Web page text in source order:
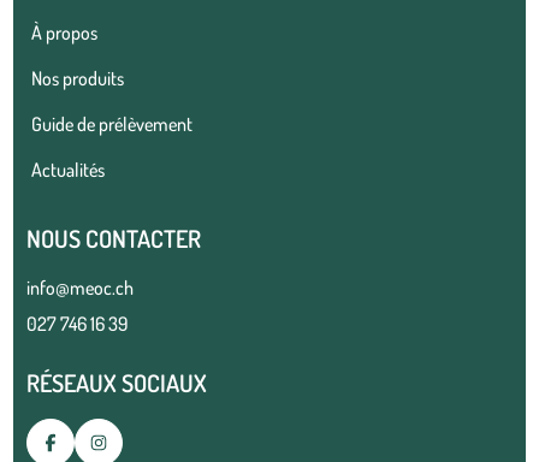
À propos
Nos produits
Guide de prélèvement
Actualités
NOUS CONTACTER
info@meoc.ch
027 746 16 39
RÉSEAUX SOCIAUX